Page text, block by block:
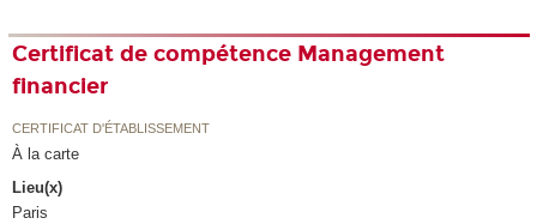
Certificat de compétence Management
financier
CERTIFICAT D'ÉTABLISSEMENT
À la carte
Lieu(x)
Paris